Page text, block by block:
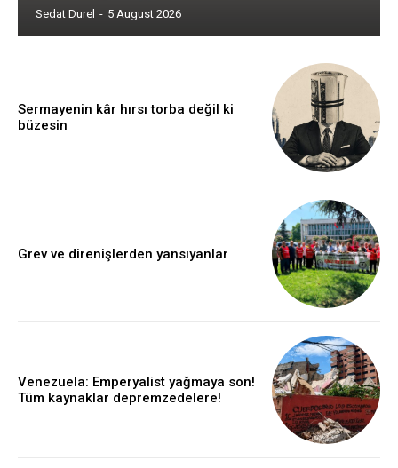
Sedat Durel - 5 August 2026
Sermayenin kâr hırsı torba değil ki
büzesin
Grev ve direnişlerden yansıyanlar
Venezuela: Emperyalist yağmaya son!
Tüm kaynaklar depremzedelere!